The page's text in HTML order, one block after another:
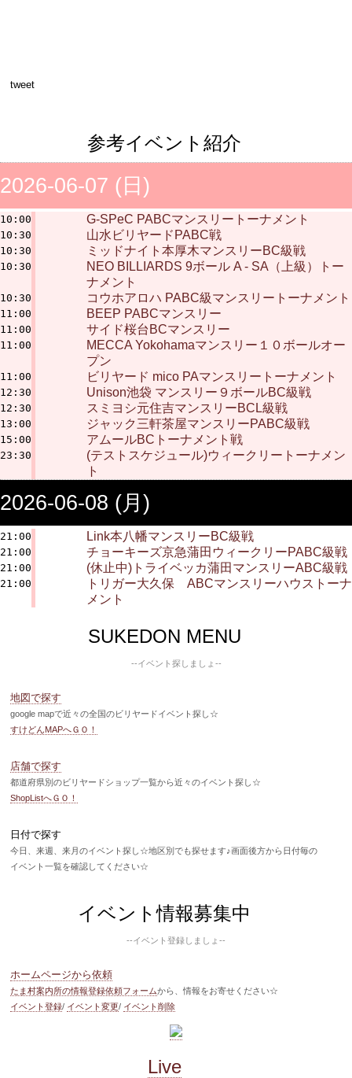
tweet
参考イベント紹介
2026-06-07 (日)
10:00 G-SPeC PABCマンスリートーナメント
10:30 山水ビリヤードPABC戦
10:30 ミッドナイト本厚木マンスリーBC級戦
10:30
NEO BILLIARDS 9ボール A - SA（上級）トー
ナメント
10:30 コウホアロハ PABC級マンスリートーナメント
11:00 BEEP PABCマンスリー
11:00 サイド桜台BCマンスリー
11:00
MECCA Yokohamaマンスリー１０ボールオー
プン
11:00 ビリヤード mico PAマンスリートーナメント
12:30 Unison池袋 マンスリー９ボールBC級戦
12:30 スミヨシ元住吉マンスリーBCL級戦
13:00 ジャック三軒茶屋マンスリーPABC級戦
15:00 アムールBCトーナメント戦
23:30
(テストスケジュール)ウィークリートーナメン
ト
2026-06-08 (月)
21:00 Link本八幡マンスリーBC級戦
21:00 チョーキーズ京急蒲田ウィークリーPABC級戦
21:00 (休止中)トライベッカ蒲田マンスリーABC級戦
21:00
トリガー大久保 ABCマンスリーハウストーナ
メント
SUKEDON MENU
--イベント探しましょ--
地図で探す
google mapで近々の全国のビリヤードイベント探し☆
すけどんMAPへＧＯ！
店舗で探す
都道府県別のビリヤードショップ一覧から近々のイベント探し☆
ShopListへＧＯ！
日付で探す
今日、来週、来月のイベント探し☆地区別でも探せます♪画面後方から日付毎の
イベント一覧を確認してください☆
イベント情報募集中
--イベント登録しましょ--
ホームページから依頼
たま村案内所の情報登録依頼フォームから、情報をお寄せください☆
イベント登録/ イベント変更/ イベント削除
Live